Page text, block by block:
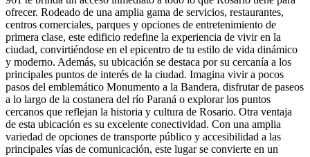
ofrecer. Rodeado de una amplia gama de servicios, restaurantes,
centros comerciales, parques y opciones de entretenimiento de
primera clase, este edificio redefine la experiencia de vivir en la
ciudad, convirtiéndose en el epicentro de tu estilo de vida dinámico
y moderno. Además, su ubicación se destaca por su cercanía a los
principales puntos de interés de la ciudad. Imagina vivir a pocos
pasos del emblemático Monumento a la Bandera, disfrutar de paseos
a lo largo de la costanera del río Paraná o explorar los puntos
cercanos que reflejan la historia y cultura de Rosario. Otra ventaja
de esta ubicación es su excelente conectividad. Con una amplia
variedad de opciones de transporte público y accesibilidad a las
principales vías de comunicación, este lugar se convierte en un